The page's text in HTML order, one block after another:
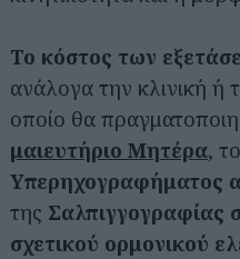
Το κόστος των
ανάλογα την κλινική ή
οποίο θα
μαιευτήριο Μητέρα,
Υπερηχογραφήματος
της Σαλπιγγογραφίας
σχετικού ορμονικού